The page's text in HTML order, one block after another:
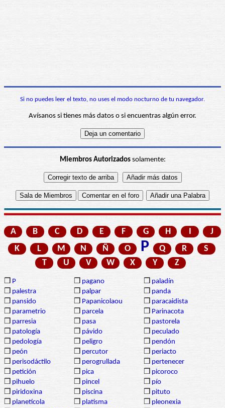
Si no puedes leer el texto, no uses el modo nocturno de tu navegador.
Avísanos si tienes más datos o si encuentras algún error.
Miembros Autorizadossolamente:
A B C D E F G H I
J
K
L M N Ñ O P Q R
S
T
U V W X Y Z
❒ P ❒ pagano ❒ paladín
❒ palestra ❒ palpar ❒ panda
❒ pansido ❒ Papanicolaou ❒ paracaidista
❒ parametrio ❒ parcela ❒ Parinacota
❒ parresia ❒ pasa ❒ pastorela
❒ patología ❒ pávido ❒ peculado
❒ pedología ❒ peligro ❒ pendón
❒ peón ❒ percutor ❒ periacto
❒ perisodáctilo ❒ perogrullada ❒ pertenecer
❒ petición ❒ pica ❒ picoroco
❒ pihuelo ❒ pincel ❒ pío
❒ piridoxina ❒ piscina ❒ pituto
❒ planetícola ❒ platisma ❒ pleonexia